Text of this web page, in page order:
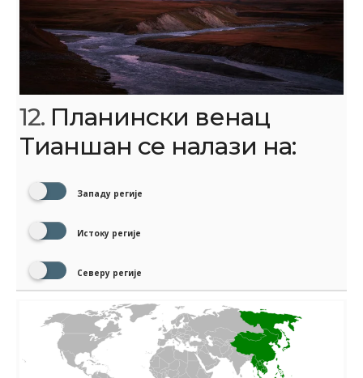
12. Планински венац
Тианшан се налази на:
Западу регије
Истоку регије
Северу регије